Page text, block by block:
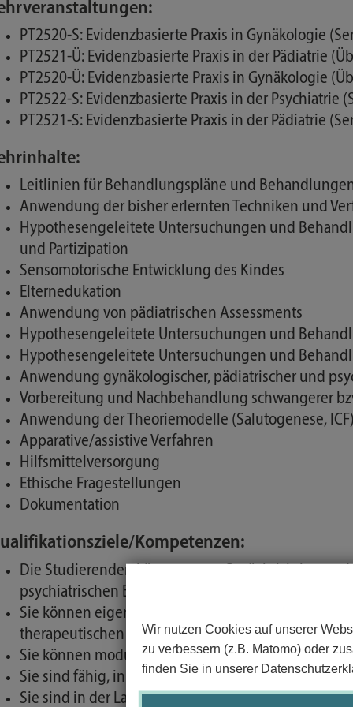
Wir nutzen Cookies auf unserer
zu verbessern (z.B. Matomo) oder
finden Sie in unserer
PT2520-S: Evidenzbasierte Praxis in Gynäkologie
PT2521-Ü: Evidenzbasierte Praxis in der Pädiatrie
PT2520-Ü: Evidenzbasierte Praxis in Gynäkologie
PT2522-S: Evidenzbasierte Praxis in der Psychiatrie
PT2521-S: Evidenzbasierte Praxis in der Pädiatrie
Leitlinien für Behandlungspläne und
Anwendung der bisher erlernten Techniken und
Hypothesengeleitete Untersuchungen und
und Partizipation
Sensomotorische Entwicklung des Kindes
Elternedukation
Anwendung von pädiatrischen Assessments
Hypothesengeleitete Untersuchungen und
Hypothesengeleitete Untersuchungen und
Anwendung gynäkologischer, pädiatrischer und
Vorbereitung und Nachbehandlung schwangerer
Anwendung der Theoriemodelle (Salutogenese, ICF)
Apparative/assistive Verfahren
Hilfsmittelversorgung
Ethische Fragestellungen
Dokumentation
Kompetenzen:
Die Studierenden können unter Berücksichtigung
psychiatrischen Befund aufnehmen,
Sie können eigenständig evidenzbasiert
therapeutischen Prozesses hinterfragen und
Sie können modulbezogene, klinische Muster
Sie sind fähig, in modulbezogenen
Sie sind in der Lage,